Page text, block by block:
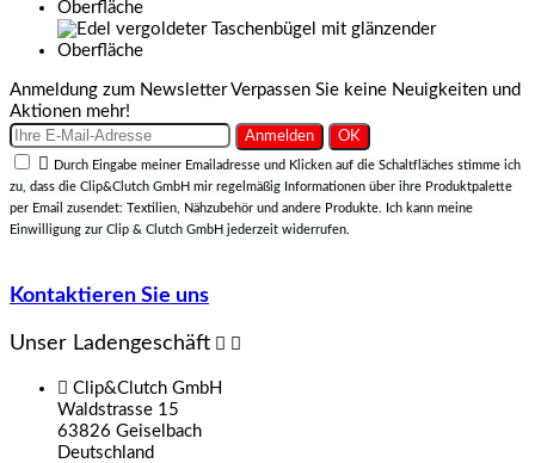
Anmeldung zum Newsletter Verpassen Sie keine Neuigkeiten und
Aktionen mehr!
Durch Eingabe meiner Emailadresse und Klicken auf die Schaltfläches stimme ich
zu, dass die Clip&Clutch GmbH mir regelmäßig Informationen über ihre Produktpalette
per Email zusendet: Textilien, Nähzubehör und andere Produkte. Ich kann meine
Einwilligung zur Clip & Clutch GmbH jederzeit widerrufen.
Kontaktieren Sie uns
Unser Ladengeschäft
Clip&Clutch GmbH
Waldstrasse 15
63826 Geiselbach
Deutschland